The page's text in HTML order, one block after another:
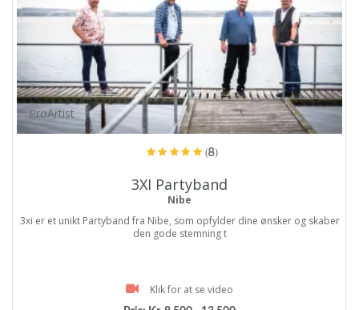
ProArtist
(8)
3XI Partyband
Nibe
3xi er et unikt Partyband fra Nibe, som opfylder dine ønsker og skaber
den gode stemning t
Klik for at se video